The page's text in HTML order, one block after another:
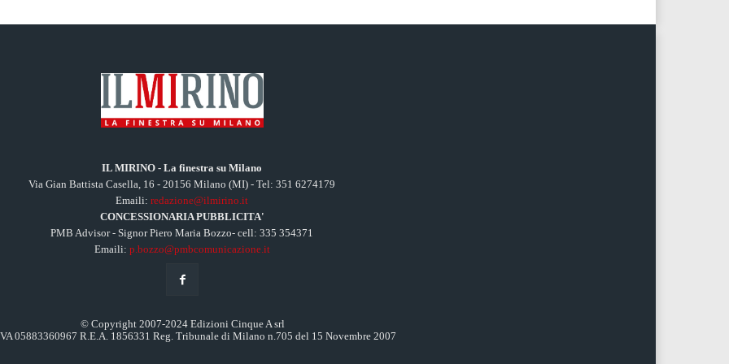
IL MIRINO - La finestra su Milano
Via Gian Battista Casella, 16 - 20156 Milano (MI) - Tel: 351 6274179
Emaili:redazione@ilmirino.it
CONCESSIONARIA PUBBLICITA'
PMB Advisor - Signor Piero Maria Bozzo- cell: 335 354371
Emaili: p.bozzo@pmbcomunicazione.it
© Copyright 2007-2024 Edizioni Cinque A srl
05883360967 R.E.A. 1856331 Reg. Tribunale di Milano n.705 del 15 Novembre 2007